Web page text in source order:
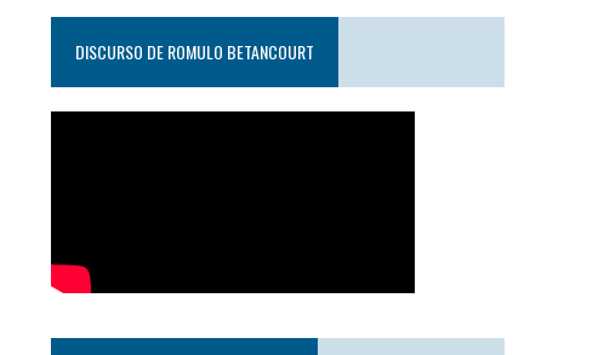
DISCURSO DE ROMULO BETANCOURT